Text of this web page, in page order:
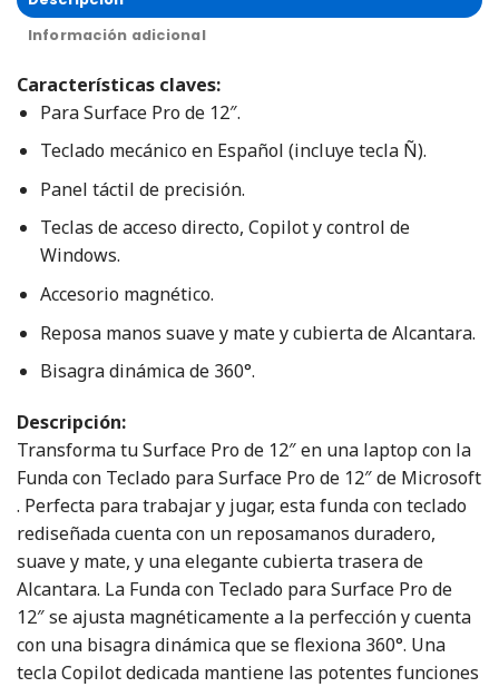
Información adicional
Características claves:
Para Surface Pro de 12″.
Teclado mecánico en Español (incluye tecla Ñ).
Panel táctil de precisión.
Teclas de acceso directo, Copilot y control de
Windows.
Accesorio magnético.
Reposa manos suave y mate y cubierta de Alcantara.
Bisagra dinámica de 360°.
Descripción:
Transforma tu Surface Pro de 12″ en una laptop con la
Funda con Teclado para Surface Pro de 12″ de Microsoft
. Perfecta para trabajar y jugar, esta funda con teclado
rediseñada cuenta con un reposamanos duradero,
suave y mate, y una elegante cubierta trasera de
Alcantara. La Funda con Teclado para Surface Pro de
12″ se ajusta magnéticamente a la perfección y cuenta
con una bisagra dinámica que se flexiona 360°. Una
tecla Copilot dedicada mantiene las potentes funciones